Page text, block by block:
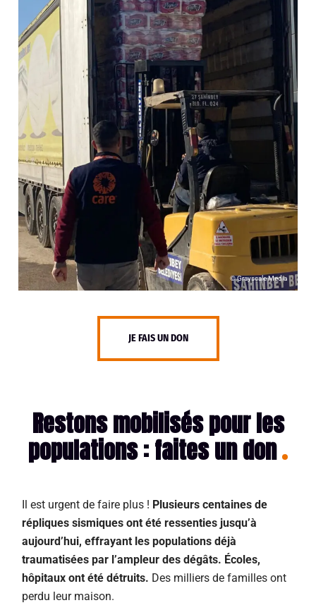
© Grayscale Media
JE FAIS UN DON
Restons mobilisés pour les
populations : faites un don
Il est urgent de faire plus ! Plusieurs centaines de
répliques sismiques ont été ressenties jusqu’à
aujourd’hui, effrayant les populations déjà
traumatisées par l’ampleur des dégâts. Écoles,
hôpitaux ont été détruits. Des milliers de familles ont
perdu leur maison.